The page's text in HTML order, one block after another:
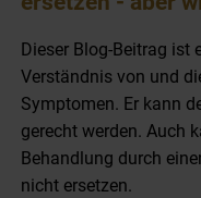
Dieser Blog-Beitrag ist
Verständnis von und
Symptomen. Er kann
gerecht werden. Auch
Behandlung durch
nicht ersetzen.